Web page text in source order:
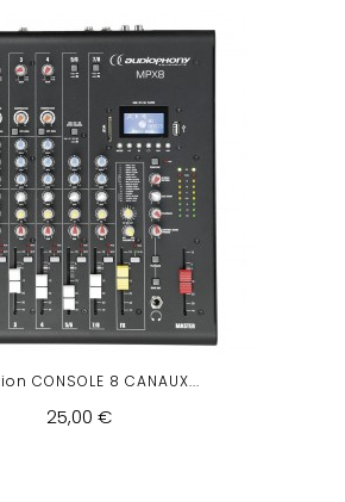
CONSOLE 8 CANAUX...
25,00 €